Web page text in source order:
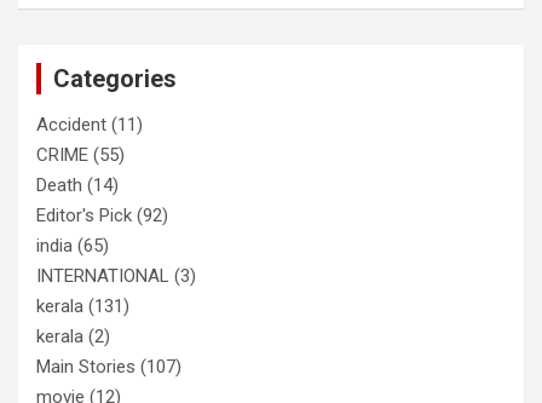
Categories
Accident (11)
CRIME (55)
Death (14)
Editor's Pick (92)
india (65)
INTERNATIONAL (3)
kerala (131)
kerala (2)
Main Stories (107)
movie (12)